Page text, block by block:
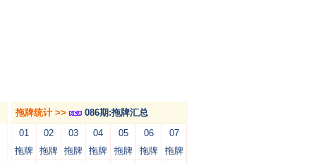
拖牌统计 >>
086期:拖牌汇总
01
拖牌
02
拖牌
03
拖牌
04
拖牌
05
拖牌
06
拖牌
07
拖牌